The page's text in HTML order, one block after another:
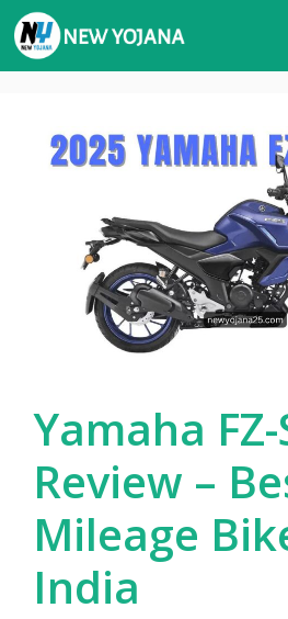
Skip
to
content
Yamaha
Review –
Mileage
India